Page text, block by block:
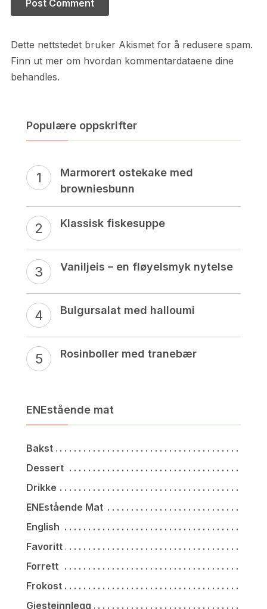
Dette nettstedet bruker Akismet for å redusere spam.
Finn ut mer om hvordan kommentardataene dine
behandles.
Populære oppskrifter
Marmorert ostekake med
browniesbunn
Klassisk fiskesuppe
Vaniljeis – en fløyelsmyk nytelse
Bulgursalat med halloumi
Rosinboller med tranebær
ENEstående mat
Bakst
Dessert
Drikke
ENEstående Mat
English
Favoritt
Forrett
Frokost
Gjesteinnlegg